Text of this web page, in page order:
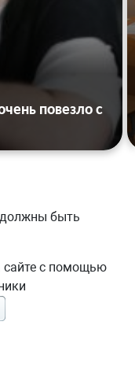
повезло с
быть
сайте с помощью